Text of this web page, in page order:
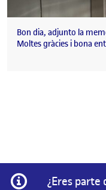
Bon dia, adjunto la
Moltes gràcies i bona
Información
¿Eres parte